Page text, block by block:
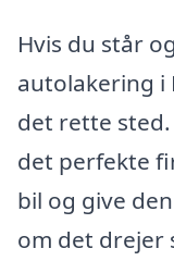
Hvis du står
autolakering i
det rette
det perfekte
bil og give
om det drejer